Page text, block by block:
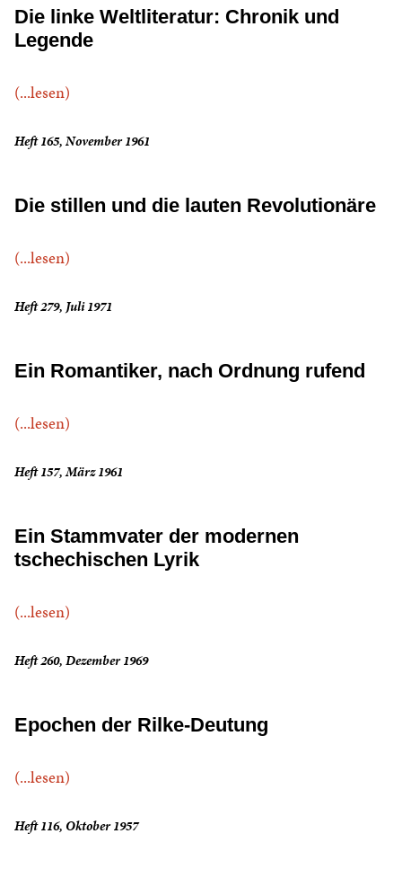
Die linke Weltliteratur: Chronik und
Legende
(...lesen)
Heft 165, November 1961
Die stillen und die lauten Revolutionäre
(...lesen)
Heft 279, Juli 1971
Ein Romantiker, nach Ordnung rufend
(...lesen)
Heft 157, März 1961
Ein Stammvater der modernen
tschechischen Lyrik
(...lesen)
Heft 260, Dezember 1969
Epochen der Rilke-Deutung
(...lesen)
Heft 116, Oktober 1957